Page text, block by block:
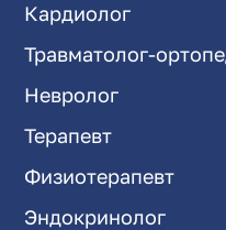
Кардиолог
Травматолог-
Невролог
Терапевт
Физиотерапевт
Эндокринолог